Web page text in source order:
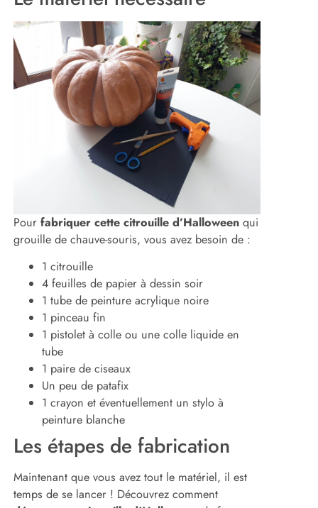
Pourfabriquer cette citrouille d’Halloween qui
grouille de chauve-souris, vous avez besoin de :
1 citrouille
4 feuilles de papier à dessin soir
1 tube de peinture acrylique noire
1 pinceau fin
1 pistolet à colle ou une colle liquide en
tube
1 paire de ciseaux
Un peu de patafix
1 crayon et éventuellement un stylo à
peinture blanche
Les étapes de fabrication
Maintenant que vous avez tout le matériel, il est
temps de se lancer ! Découvrez comment